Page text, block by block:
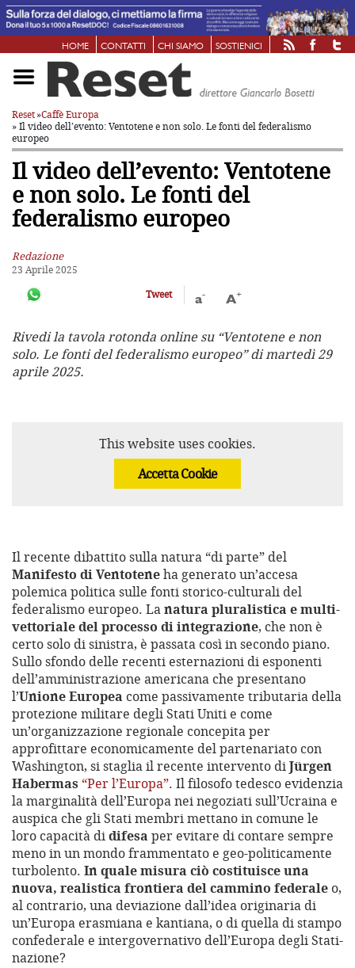
HOME CONTATTI CHI SIAMO SOSTIENICI
Reset»Caffè Europa
» Il video dell’evento: Ventotene e non solo. Le fonti del federalismo
europeo
Il video dell’evento: Ventotene
e non solo. Le fonti del
federalismo europeo
Redazione
23 Aprile 2025
Tweet
a- A+
Rivedi la tavola rotonda online su “Ventotene e non
solo. Le fonti del federalismo europeo” di martedì 29
aprile 2025.
This website uses cookies.
Accetta Cookie
Il recente dibattito sulla natura “di parte” del
Manifesto di Ventoteneha generato un’accesa
polemica politica sulle fonti storico-culturali del
federalismo europeo. Lanatura pluralistica e multi-
vettoriale del processo di integrazione, che non è
certo solo di sinistra, è passata così in secondo piano.
Sullo sfondo delle recenti esternazioni di esponenti
dell’amministrazione americana che presentano
l’Unione Europea come passivamente tributaria della
protezione militare degli Stati Uniti e come
un’organizzazione regionale concepita per
approfittare economicamente del partenariato con
Washington, si staglia il recente intervento diJürgen
Habermas “Per l’Europa”. Il filosofo tedesco evidenzia
la marginalità dell’Europa nei negoziati sull’Ucraina e
auspica che gli Stati membri mettano in comune le
loro capacità didifesa per evitare di contare sempre
meno in un mondo frammentato e geo-politicamente
turbolento. In quale misura ciò costituisce una
nuova, realistica frontiera del cammino federale o,
al contrario, una deviazione dall’idea originaria di
un’Europa erasmiana e kantiana, o di quella di stampo
confederale e intergovernativo dell’Europa degli Stati-
nazione?